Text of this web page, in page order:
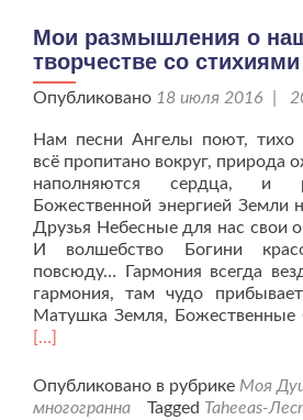
Мои размышления о
творчестве со
Опубликовано 18 июля 2016 |
Нам песни Ангелы поют, тихо
всё пропитано вокруг, природа
наполняются сердца, и
Божественной энергией Земли
Друзья Небесные для нас свои
И волшебство Богини
повсюду… Гармония всегда
гармония, там чудо
Матушка Земля,
[…]
Опубликовано в рубрике Моя
многогранна
Tagged Taheeas-